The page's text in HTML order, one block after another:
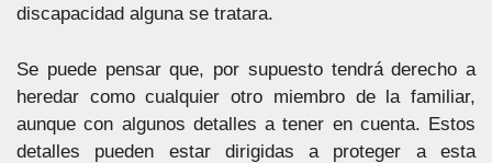
discapacidad alguna se tratara.
Se puede pensar que, por supuesto tendrá derecho a
heredar como cualquier otro miembro de la familiar,
aunque con algunos detalles a tener en cuenta. Estos
detalles pueden estar dirigidas a proteger a esta